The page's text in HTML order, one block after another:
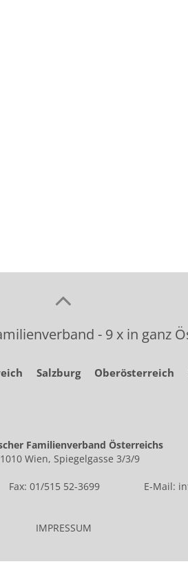
- 9 x in ganz
Salzburg Oberösterreich
Familienverband Österreichs
Wien, Spiegelgasse 3/3/9
Fax: 01/515 52-3699 E-Mail:
IMPRESSUM